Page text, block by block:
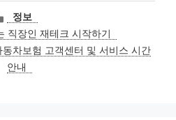
카
테
고
리
정보
직장인 재테크 시작하기
차보험 고객센터 및 서비스 시간
안내